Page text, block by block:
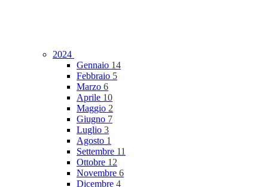
2024
Gennaio 14
Febbraio 5
Marzo 6
Aprile 10
Maggio 2
Giugno 7
Luglio 3
Agosto 1
Settembre 11
Ottobre 12
Novembre 6
Dicembre 4